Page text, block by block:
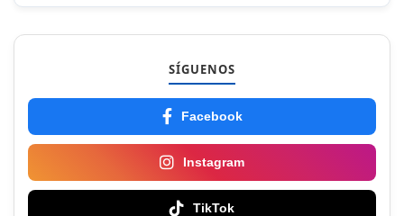
SÍGUENOS
Facebook
Instagram
TikTok